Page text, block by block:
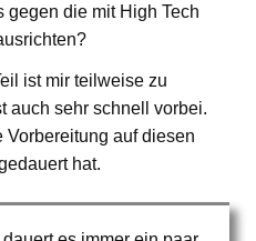
gegen die mit High Tech
ist mir teilweise zu
auch sehr schnell vorbei.
Vorbereitung auf diesen
hat.